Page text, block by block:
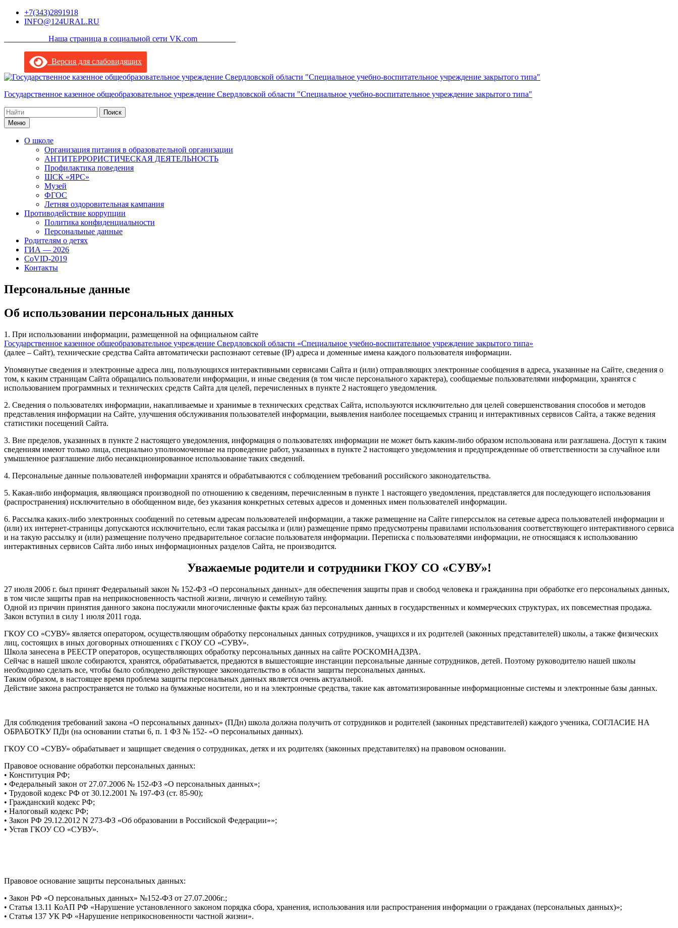
Перейти+7(343)2891918
INFO@124URAL.RU
___________Наша страница в социальной сети VK.com _________
Версия для слабовидящих
Государственное казенное общеобразовательное учреждение Свердловской области "Специальное учебно-воспитательное учреждение закрытого типа"
Поиск
по:Меню
О школе
Организация питания в образовательной организации
АНТИТЕРРОРИСТИЧЕСКАЯ ДЕЯТЕЛЬНОСТЬ
Профилактика поведения
ШСК «ЯРС»
Музей
ФГОС
Летняя оздоровительная кампания
Противодействие коррупции
Политика конфиденциальности
Персональные данные
Родителям о детях
ГИА — 2026
CoVID-2019
Контакты
Персональные данные
Об использовании персональных данных
1. При использовании информации, размещенной на официальном сайте
Государственное казенное общеобразовательное учреждение Свердловской области «Специальное учебно-воспитательное учреждение закрытого типа»
(далее – Сайт), технические средства Сайта автоматически распознают сетевые (IP) адреса и доменные имена каждого пользователя информации.
Упомянутые сведения и электронные адреса лиц, пользующихся интерактивными сервисами Сайта и (или) отправляющих электронные сообщения в адреса, указанные на Сайте, сведения о
том, к каким страницам Сайта обращались пользователи информации, и иные сведения (в том числе персонального характера), сообщаемые пользователями информации, хранятся с
использованием программных и технических средств Сайта для целей, перечисленных в пункте 2 настоящего уведомления.
2. Сведения о пользователях информации, накапливаемые и хранимые в технических средствах Сайта, используются исключительно для целей совершенствования способов и методов
представления информации на Сайте, улучшения обслуживания пользователей информации, выявления наиболее посещаемых страниц и интерактивных сервисов Сайта, а также ведения
статистики посещений Сайта.
3. Вне пределов, указанных в пункте 2 настоящего уведомления, информация о пользователях информации не может быть каким-либо образом использована или разглашена. Доступ к таким
сведениям имеют только лица, специально уполномоченные на проведение работ, указанных в пункте 2 настоящего уведомления и предупрежденные об ответственности за случайное или
умышленное разглашение либо несанкционированное использование таких сведений.
4. Персональные данные пользователей информации хранятся и обрабатываются с соблюдением требований российского законодательства.
5. Какая-либо информация, являющаяся производной по отношению к сведениям, перечисленным в пункте 1 настоящего уведомления, представляется для последующего использования
(распространения) исключительно в обобщенном виде, без указания конкретных сетевых адресов и доменных имен пользователей информации.
6. Рассылка каких-либо электронных сообщений по сетевым адресам пользователей информации, а также размещение на Сайте гиперссылок на сетевые адреса пользователей информации и
(или) их интернет-страницы допускаются исключительно, если такая рассылка и (или) размещение прямо предусмотрены правилами использования соответствующего интерактивного сервиса
и на такую рассылку и (или) размещение получено предварительное согласие пользователя информации. Переписка с пользователями информации, не относящаяся к использованию
интерактивных сервисов Сайта либо иных информационных разделов Сайта, не производится.
Уважаемые родители и сотрудники ГКОУ СО «СУВУ»!
27 июля 2006 г. был принят Федеральный закон № 152-ФЗ «О персональных данных» для обеспечения защиты прав и свобод человека и гражданина при обработке его персональных данных,
в том числе защиты прав на неприкосновенность частной жизни, личную и семейную тайну.
Одной из причин принятия данного закона послужили многочисленные факты краж баз персональных данных в государственных и коммерческих структурах, их повсеместная продажа.
Закон вступил в силу 1 июля 2011 года.
ГКОУ СО «СУВУ» является оператором, осуществляющим обработку персональных данных сотрудников, учащихся и их родителей (законных представителей) школы, а также физических
лиц, состоящих в иных договорных отношениях с ГКОУ СО «СУВУ».
Школа занесена в РЕЕСТР операторов, осуществляющих обработку персональных данных на сайте РОСКОМНАДЗРА.
Сейчас в нашей школе собираются, хранятся, обрабатывается, предаются в вышестоящие инстанции персональные данные сотрудников, детей. Поэтому руководителю нашей школы
необходимо сделать все, чтобы было соблюдено действующее законодательство в области защиты персональных данных.
Таким образом, в настоящее время проблема защиты персональных данных является очень актуальной.
Действие закона распространяется не только на бумажные носители, но и на электронные средства, такие как автоматизированные информационные системы и электронные базы данных.
Для соблюдения требований закона «О персональных данных» (ПДн) школа должна получить от сотрудников и родителей (законных представителей) каждого ученика, СОГЛАСИЕ НА
ОБРАБОТКУ ПДн (на основании статьи 6, п. 1 ФЗ № 152- «О персональных данных).
ГКОУ СО «СУВУ» обрабатывает и защищает сведения о сотрудниках, детях и их родителях (законных представителях) на правовом основании.
Правовое основание обработки персональных данных:
• Конституция РФ;
• Федеральный закон от 27.07.2006 № 152-ФЗ «О персональных данных»;
• Трудовой кодекс РФ от 30.12.2001 № 197-ФЗ (ст. 85-90);
• Гражданский кодекс РФ;
• Налоговый кодекс РФ;
• Закон РФ 29.12.2012 N 273-ФЗ «Об образовании в Российской Федерации»»;
• Устав ГКОУ СО «СУВУ».
Правовое основание защиты персональных данных:
• Закон РФ «О персональных данных» №152-ФЗ от 27.07.2006г.;
• Статья 13.11 КоАП РФ «Нарушение установленного законом порядка сбора, хранения, использования или распространения информации о гражданах (персональных данных)»;
• Статья 137 УК РФ «Нарушение неприкосновенности частной жизни».